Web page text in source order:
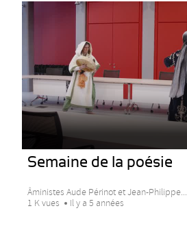
Semaine de la poésie
Âministes Aude Périnot et Jean-Philippe...
1 K vues
Il y a 5 années